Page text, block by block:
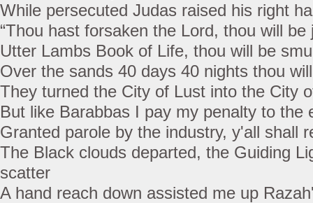
While persecuted Judas raised his right
“Thou hast forsaken the Lord, thou will be
Utter Lambs Book of Life, thou will be
Over the sands 40 days 40 nights thou
They turned the City of Lust into the City
But like Barabbas I pay my penalty to the
Granted parole by the industry, y'all shall
The Black clouds departed, the Guiding
scatter
A hand reach down assisted me up